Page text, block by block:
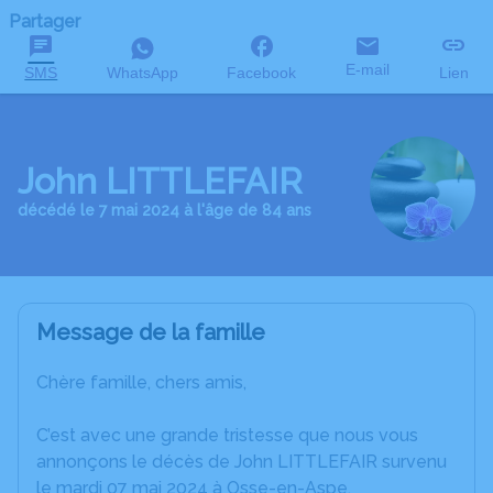
Partager
SMS WhatsApp Facebook E-mail Lien
John LITTLEFAIR
décédé le 7 mai 2024 à l'âge de 84 ans
Message de la famille
Chère famille, chers amis,
C’est avec une grande tristesse que nous vous
annonçons le décès de John LITTLEFAIR survenu
le mardi 07 mai 2024 à Osse-en-Aspe.